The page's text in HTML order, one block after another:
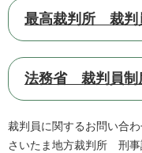
最高裁判所 裁判
法務省 裁判員制
裁判員に関するお問い合
さいたま地方裁判所 刑事